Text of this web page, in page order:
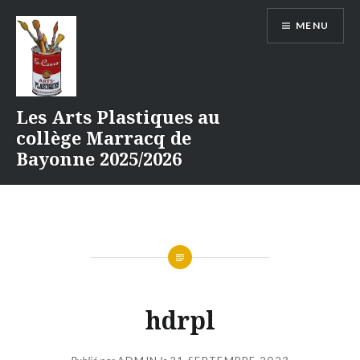
contenu
Les Arts Plastiques au
collège Marracq de
Bayonne 2025/2026
MENU
hdrpl